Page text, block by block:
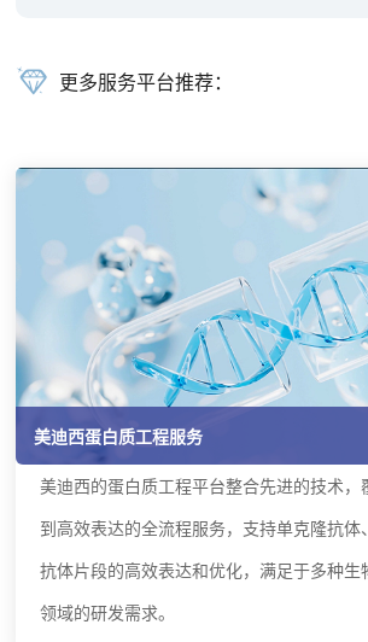
更多服务平台推荐：
美迪西蛋白质工程服务
美迪西的蛋白质工程平台整合先进的技术，
到高效表达的全流程服务，支持单克隆抗体
抗体片段的高效表达和优化，满足于多种生
领域的研发需求。